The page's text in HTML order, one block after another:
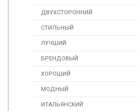
ДВУХСТОРОННИЙ
СТИЛЬНЫЙ
ЛУЧШИЙ
БРЕНДОВЫЙ
ХОРОШИЙ
МОДНЫЙ
ИТАЛЬЯНСКИЙ